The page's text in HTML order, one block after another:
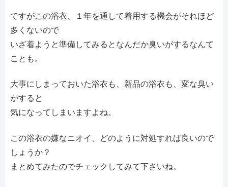
ですがこの浴衣、１年を通して着用する機会がそれほど
多くないので
いざ着ようと準備してみるとなんだか臭いがするなんて
ことも。
大事にしまっておいた浴衣も、新品の浴衣も、変な臭い
がすると
気になってしまいますよね。
この浴衣の嫌なニオイ、どのように対処すれば良いので
しょうか？
まとめてみたのでチェックしてみて下さいね。